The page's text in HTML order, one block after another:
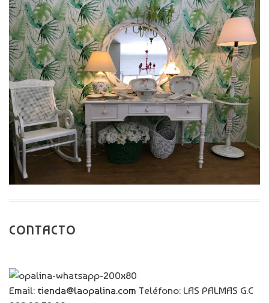
CONTACTO
Email: tienda@laopalina.com Teléfono: LAS PALMAS G.C